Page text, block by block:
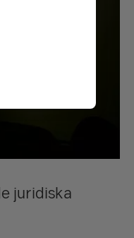
juridiska